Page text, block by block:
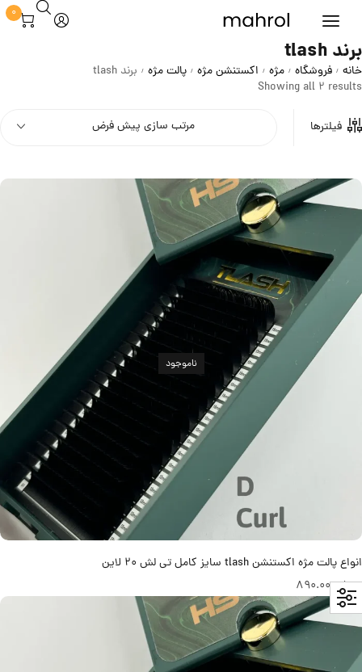
0
برند tlash
خانه / فروشگاه / مژه / اکستنشن مژه / پالت مژه / برند tlash
Showing all 2 results
فیلترها مرتب سازی پیش فرض
ناموجود
انواع پالت مژه اکستنشن tlash سایز کامل تی لش 20 لاین
تومان890.000